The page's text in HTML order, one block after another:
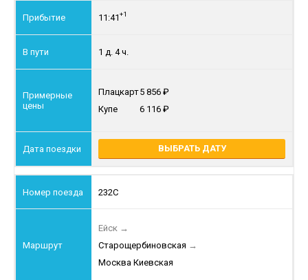
11:41+1
1 д. 4 ч.
Плацкарт5 856
Купе
6 116
ВЫБРАТЬ ДАТУ
232С
Ейск →
Старощербиновская →
Москва Киевская